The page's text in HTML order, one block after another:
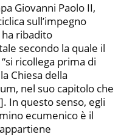
Giovanni Paolo II,
sull’impegno
ribadito
secondo la quale il
ricollega prima di
Chiesa della
nel suo capitolo che
In questo senso, egli
ecumenico è il